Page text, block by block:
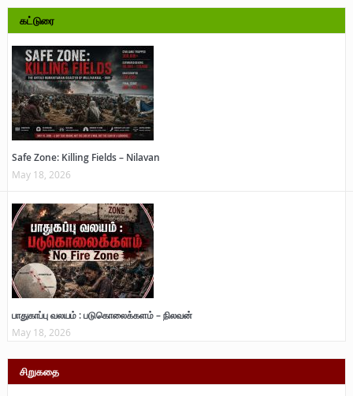
கட்டுரை
Safe Zone: Killing Fields – Nilavan
May 18, 2026
பாதுகாப்பு வலயம் : படுகொலைக்களம் – நிலவன்
May 18, 2026
சிறுகதை